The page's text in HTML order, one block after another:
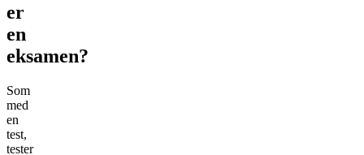
er
en
eksamen?
Som
med
en
test,
tester